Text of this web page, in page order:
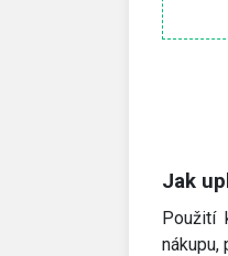
Jak
Použití
nákupu,